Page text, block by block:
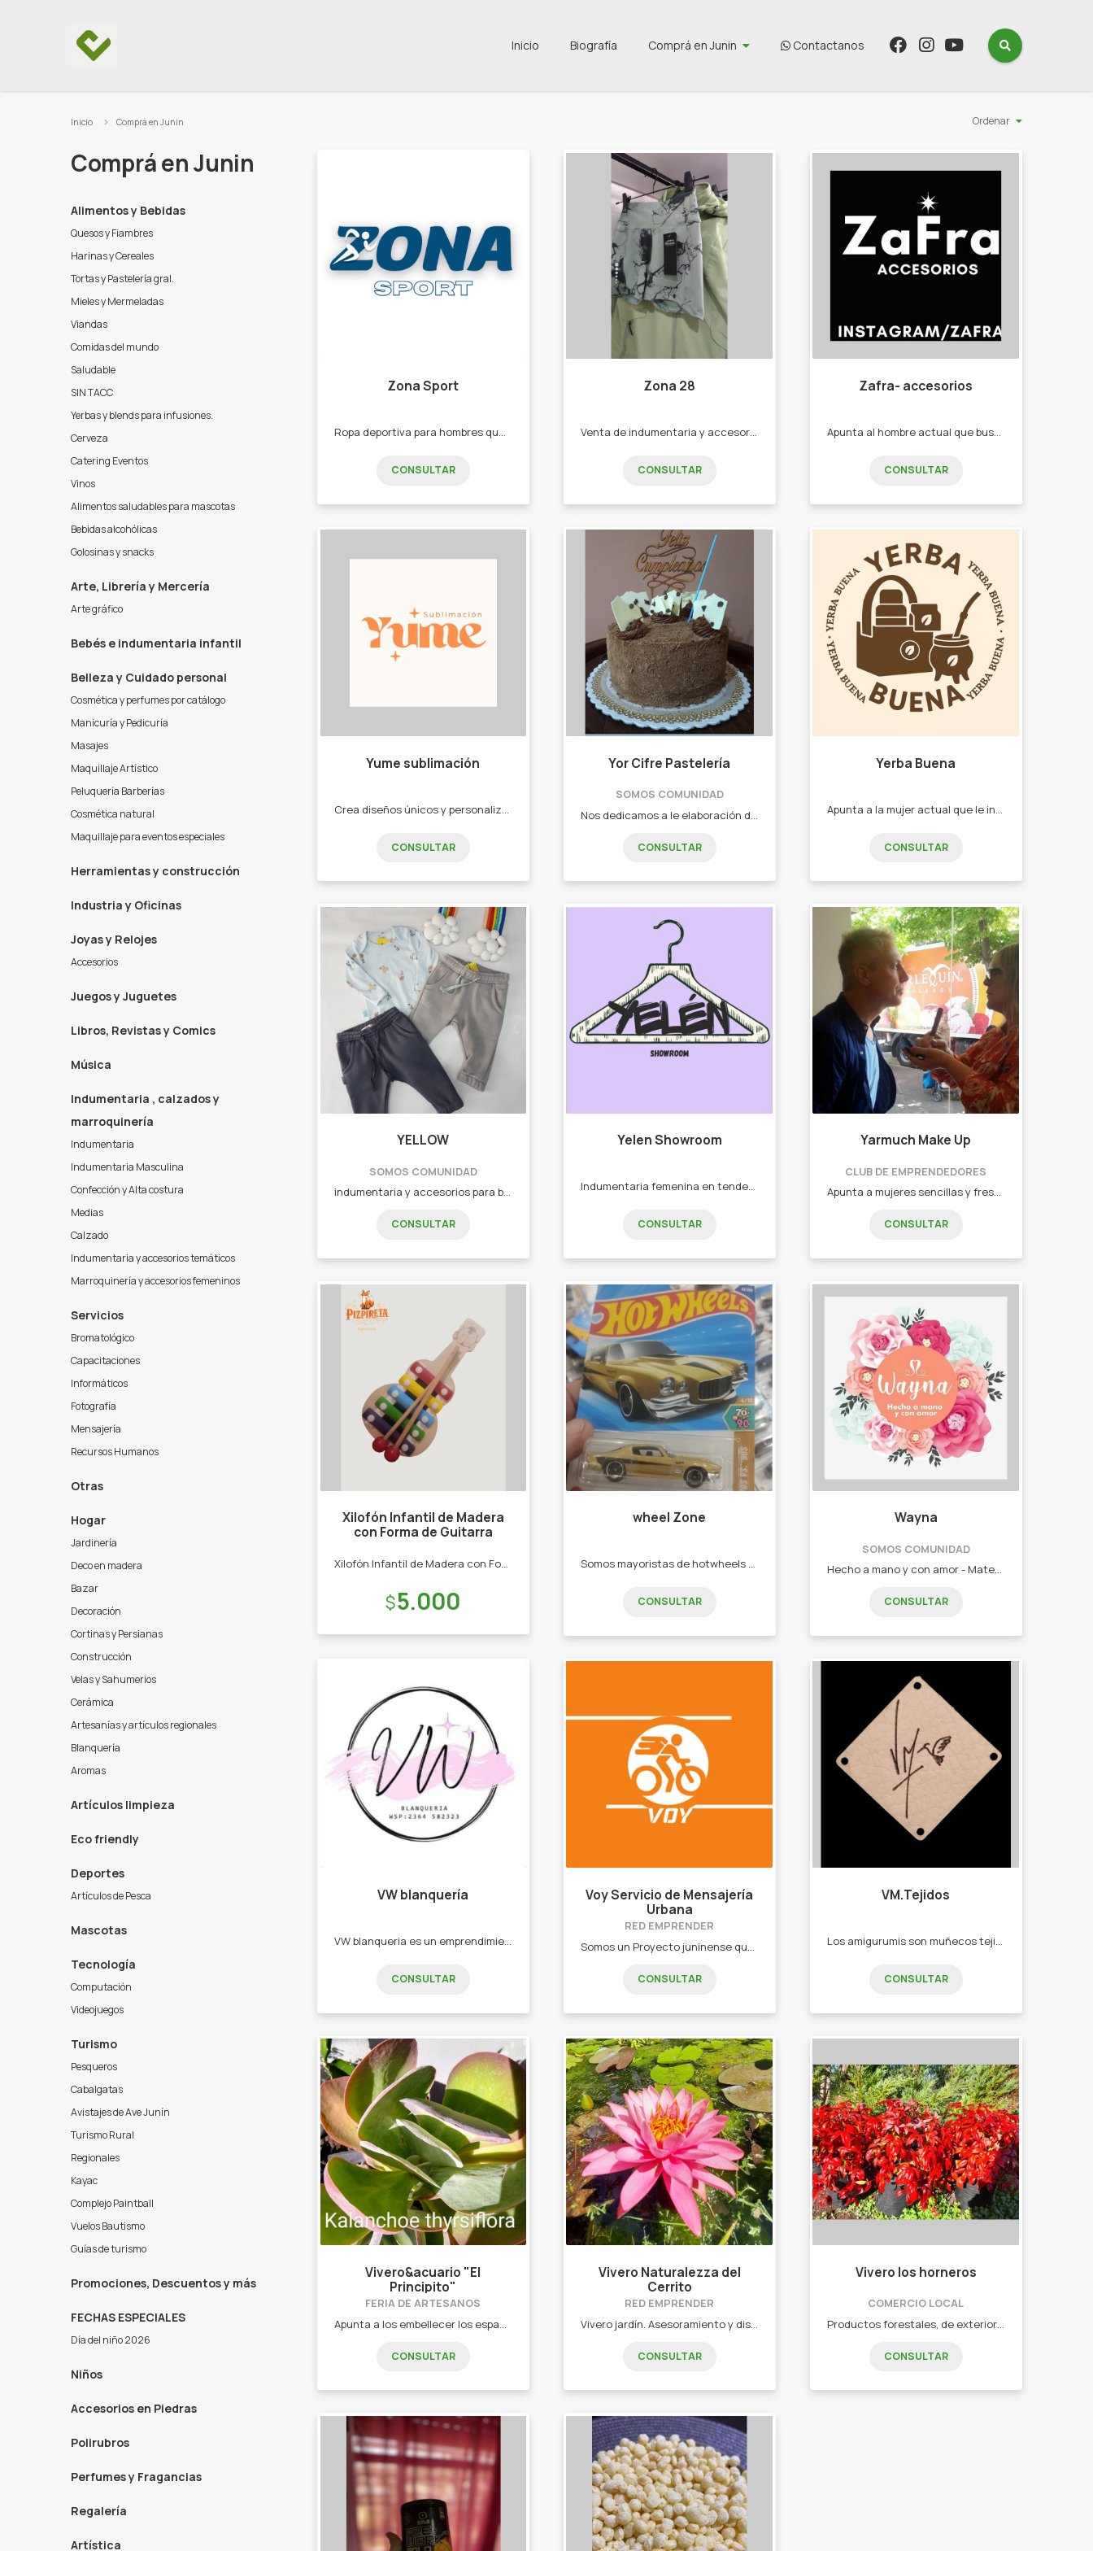
Inicio Biografía Comprá en Junin Contactanos
Inicio Comprá en Junin
Comprá en Junin
Alimentos y Bebidas
Quesos y Fiambres
Harinas y Cereales
Tortas y Pastelería gral.
Mieles y Mermeladas
Viandas
Comidas del mundo
Saludable
SIN TACC
Yerbas y blends para infusiones.
Cerveza
Catering Eventos
Vinos
Alimentos saludables para mascotas
Bebidas alcohólicas
Golosinas y snacks
Arte, Librería y Mercería
Arte gráfico
Bebés e indumentaria infantil
Belleza y Cuidado personal
Cosmética y perfumes por catálogo
Manicuría y Pedicuría
Masajes
Maquillaje Artístico
Peluquería Barberías
Cosmética natural
Maquillaje para eventos especiales
Herramientas y construcción
Industria y Oficinas
Joyas y Relojes
Accesorios
Juegos y Juguetes
Libros, Revistas y Comics
Música
Indumentaria , calzados y
marroquinería
Indumentaria
Indumentaria Masculina
Confección y Alta costura
Medias
Calzado
Indumentaria y accesorios temáticos
Marroquinería y accesorios femeninos
Servicios
Bromatológico
Capacitaciones
Informáticos
Fotografía
Mensajería
Recursos Humanos
Otras
Hogar
Jardinería
Deco en madera
Bazar
Decoración
Cortinas y Persianas
Construcción
Velas y Sahumerios
Cerámica
Artesanías y artículos regionales
Blanquería
Aromas
Artículos limpieza
Eco friendly
Deportes
Artículos de Pesca
Mascotas
Tecnología
Computación
Videojuegos
Turismo
Pesqueros
Cabalgatas
Avistajes de Ave Junín
Turismo Rural
Regionales
Kayac
Complejo Paintball
Vuelos Bautismo
Guías de turismo
Promociones, Descuentos y más
FECHAS ESPECIALES
Día del niño 2026
Niños
Accesorios en Piedras
Polirubros
Perfumes y Fragancias
Regalería
Artística
Ordenar
Zona Sport
Ropa deportiva para hombres que buscan entrenar cómodos o solamente para el uso diario. -buzos -remeras -short - pantalones largos, etc
CONSULTAR
Zona 28
Venta de indumentaria y accesorios deportivos. -calzas -remeras -camperas -gorras -riñoneras -mochilas medias
CONSULTAR
Zafra- accesorios
Apunta al hombre actual que busca mejorar sus looks con un accesorio. - remeras y chombas de hombre -gorras y gorros - marroquineria de hombre, billeteras, morrales, riñoneras. - articulos de cuero llaveros, cintos, billeteras
CONSULTAR
Yume sublimación
Crea diseños únicos y personalizados, tu idea la convertimos en un buzo remera o lo que desee para que puedas tenerlo con vos. -Remeras -Buzos -Tarjetas de presentación,invitación etc -Tazas -Vasos -Cuadros en aluminio -Souvenirs -Stickers
CONSULTAR
Yor Cifre Pastelería
SOMOS COMUNIDAD
Nos dedicamos a le elaboración de productos de pastelería artesanal. Tenemos para ofrecerte: - Tartas. - Desayunos. - Alfajores. - Brownies.
CONSULTAR
Yerba Buena
Apunta a la mujer actual que le interesa tener un regalo que va a usar siempre como su propio equipo de mate - Yerba despalada - Materas 100% cuero - Termos"
CONSULTAR
YELLOW
SOMOS COMUNIDAD
indumentaria y accesorios para bebés y niños Baberos, cambiadores, remeras, bodys y mas!
CONSULTAR
Yelen Showroom
Indumentaria femenina en tendencia, pensada para que la mujer se sienta cómoda, segura y realce su estilo personal. Básicas, jeans, sweaters, accesorios, abrigos, vestidos
CONSULTAR
Yarmuch Make Up
CLUB DE EMPRENDEDORES
Apunta a mujeres sencillas y frescas, resaltando toda su belleza! - Maquillaje Social - Novias - Editorial - Moda - Books - Cursos - Venta de productos de maquillaje
CONSULTAR
Xilofón Infantil de Madera
con Forma de Guitarra
Xilofón Infantil de Madera con Forma de Guitarra- Pizpireta
Precio:
5.000
wheel Zone
Somos mayoristas de hotwheels dedicado a todas las edades. -Autitos coleccionables
CONSULTAR
Wayna
SOMOS COMUNIDAD
Hecho a mano y con amor - Mates, tablas, macetas y objetos únicos pintados a mano - Tejidos artesanales
CONSULTAR
VW blanquería
VW blanqueria es un emprendimiento familiar , al cuál apunta para toda persona aquella que le guste el confort de su hogar , brindado los mejores productos a un precio increíble. -Almohadas cervicales -juegos de sabanas en todos los tamaños , - cortinas blackout,cortinas de ambiente -cortinas de baño -alfombras de pelo de mono en todas las medidas - frazadas
CONSULTAR
Voy Servicio de Mensajería
Urbana
RED EMPRENDER
Somos un Proyecto juninense que pretende ser un referente en servicio de mensajería y cadetería urbana. Buscamos ser confiables y profesionales; pero sobre todas las cosas IDONEOS. El servicio es importante, el compromiso con la resolución de una necesidad es el pilar de nuestro proyecto. Junín se merece un SERVICIO DE MENSAJERIA REFERENTE. Realizamos: - Trámites en Bancos, obras sociales, farmacias, inmobiliarios, consultores médicos y oficinas de profesionales. - Pagos de cualquier tipo de servicios y/o cuentas - Retiro y entrega de productos comprados o vendidos (no alimenticios frescos) - Servicio particular (olvidaste algo en tu casa, o necesitas que le llevemos algo a alguien, ahí estamos.)
CONSULTAR
VM.Tejidos
Los amigurumis son muñecos tejidos creados con amor para el publico en general, para regalar o para uno mismo. -Amigurimis, muñecos -sonajeros -porta chupetes - muñecos de apego - pañoletas -todo tejido a crochet.
CONSULTAR
Vivero&acuario "El
Principito"
FERIA DE ARTESANOS
CONSULTAR
Vivero Naturalezza del
Cerrito
RED EMPRENDER
Vivero jardín. Asesoramiento y diseño de jardines. - Árboles. - Arbustos. - Herbáceas. - Acuáticas. - Huerta. - Macetas.
CONSULTAR
Vivero los horneros
COMERCIO LOCAL
Productos forestales, de exterior e interior. •Cercos vivos •Plantas de interior •Plantas de exterior •Plántulas •Macetas
CONSULTAR